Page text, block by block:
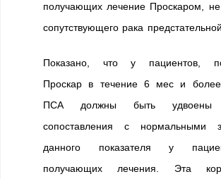
получающих лечение Проскаром, не
сопутствующего рака
Показано, что у пациентов,
Проскар в течение 6 мес и
ПСА должны быть
сопоставления с нормальными
данного показателя у
получающих лечения. Эта